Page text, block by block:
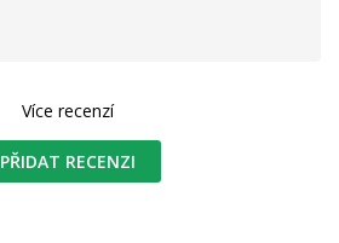
Více recenzí
PŘIDAT RECENZI